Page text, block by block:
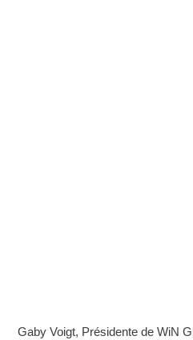
Gaby Voigt, Présidente de WiN